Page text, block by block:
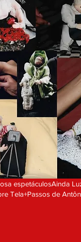
espetáculosAinda
Tela+Passos de